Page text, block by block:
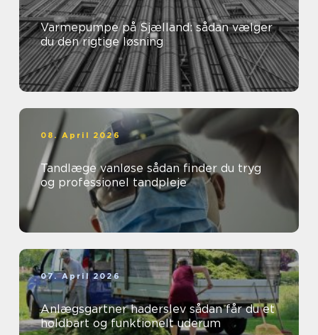
Varmepumpe på Sjælland: sådan vælger
du den rigtige løsning
08. April 2026
Tandlæge vanløse sådan finder du tryg
og professionel tandpleje
07. April 2026
Anlægsgartner haderslev sådan får du et
holdbart og funktionelt uderum